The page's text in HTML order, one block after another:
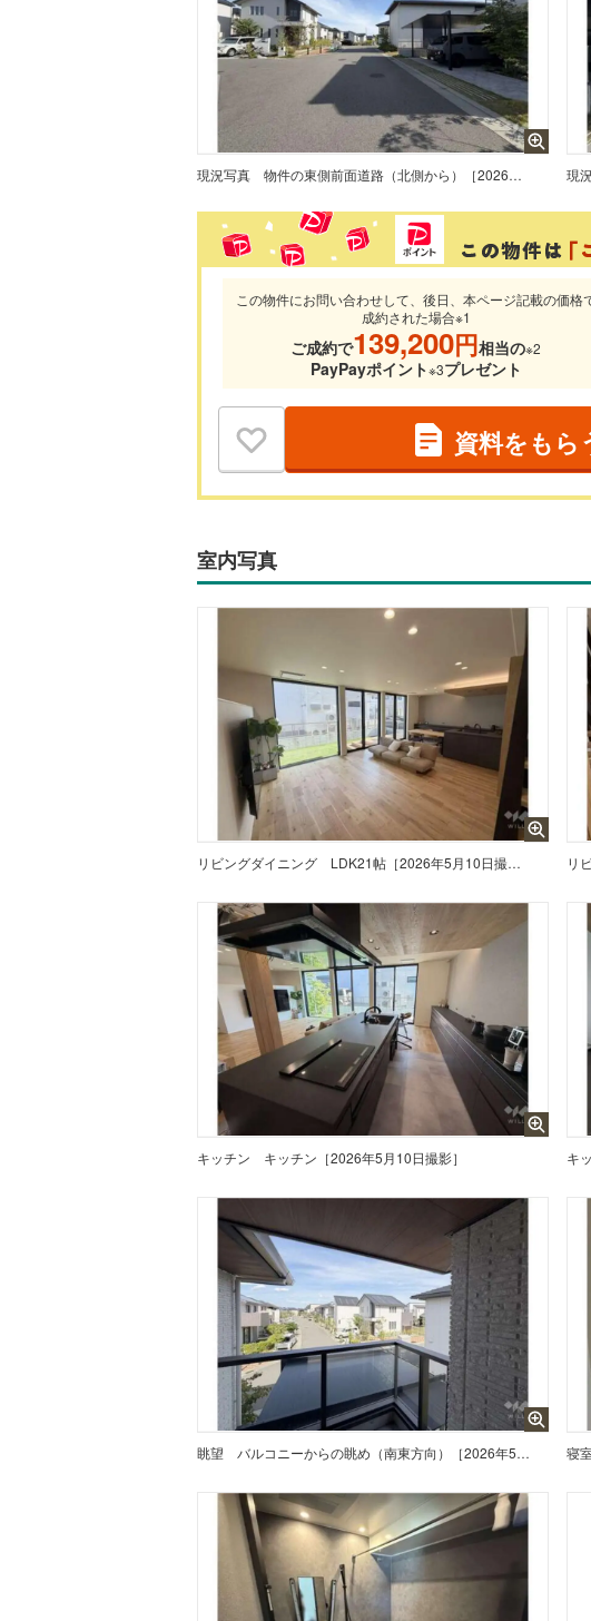
現況写真 物件の東側前面道路（北側から）［2026年5月10日撮影］ 現
この物件にお問い合わせして、後日、本ページ記載の価格
成約された場合※1
ご成約で139,200円相当の※2
PayPayポイント※3プレゼント
資料をもら
室内写真
リビングダイニング LDK21帖［2026年5月10日撮影］ リ
キッチン キッチン［2026年5月10日撮影］ キ
眺望 バルコニーからの眺め（南東方向）［2026年5月10日撮影］ 寝